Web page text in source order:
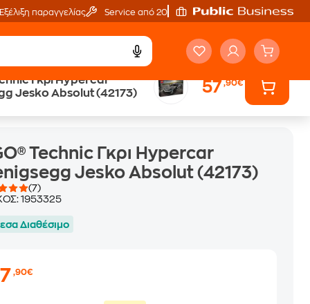
Εξέλιξη παραγγελίας Service από 20'
Γκρι Hypercar
Jesko Absolut (42173)
57,90€
Technic Γκρι Hypercar
Jesko Absolut (42173)
(7)
1953325
Διαθέσιμο
,90€